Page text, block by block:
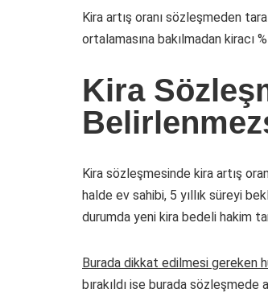
Kira artış oranı sözleşmeden
ortalamasına bakılmadan kiracı
Kira
Kira sözleşmesinde kira artış
halde ev sahibi, 5 yıllık süreyi
durumda yeni kira bedeli hakim
Burada dikkat edilmesi gereken
bırakıldı ise burada